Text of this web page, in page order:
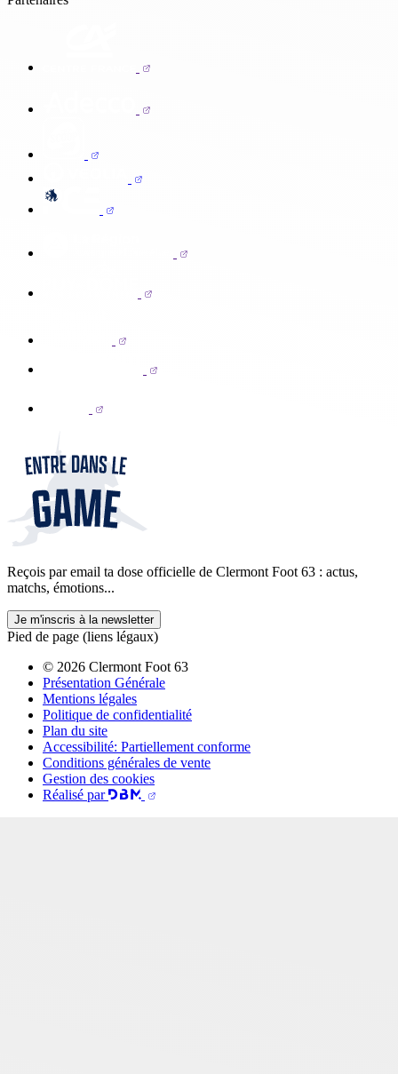
Reçois par email ta dose officielle de Clermont Foot 63 : actus,
matchs, émotions...
Je m'inscris à la newsletter
Pied de page (liens légaux)
© 2026 Clermont Foot 63
Présentation Générale
Mentions légales
Politique de confidentialité
Plan du site
Accessibilité: Partiellement conforme
Conditions générales de vente
Gestion des cookies
Réalisé par